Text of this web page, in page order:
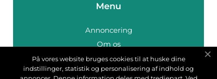
Menu
Annoncering
Om os
Cookies
Kontakt os
På vores website bruges cookies til at huske dine
indstillinger, statistik og personalisering af indhold og